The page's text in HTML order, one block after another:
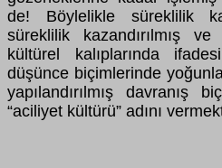
de! Böylelikle süreklilik
süreklilik kazandırılmış
kültürel kalıplarında
düşünce biçimlerinde
yapılandırılmış davranış
“aciliyet kültürü” adını